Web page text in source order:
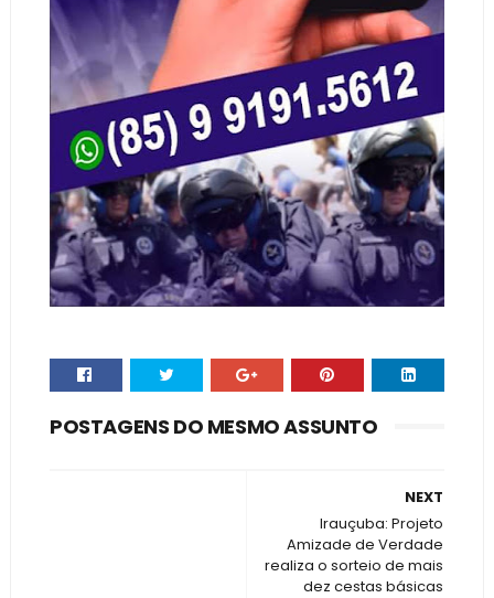
POSTAGENS DO MESMO ASSUNTO
NEXT
Irauçuba: Projeto
Amizade de Verdade
realiza o sorteio de mais
dez cestas básicas